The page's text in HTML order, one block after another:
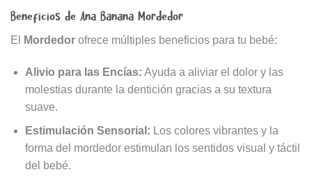
Beneficios de Ana Banana Mordedor
El Mordedor ofrece múltiples beneficios para tu bebé:
Alivio para las Encías: Ayuda a aliviar el dolor y las
molestias durante la dentición gracias a su textura
suave.
Estimulación Sensorial: Los colores vibrantes y la
forma del mordedor estimulan los sentidos visual y táctil
del bebé.